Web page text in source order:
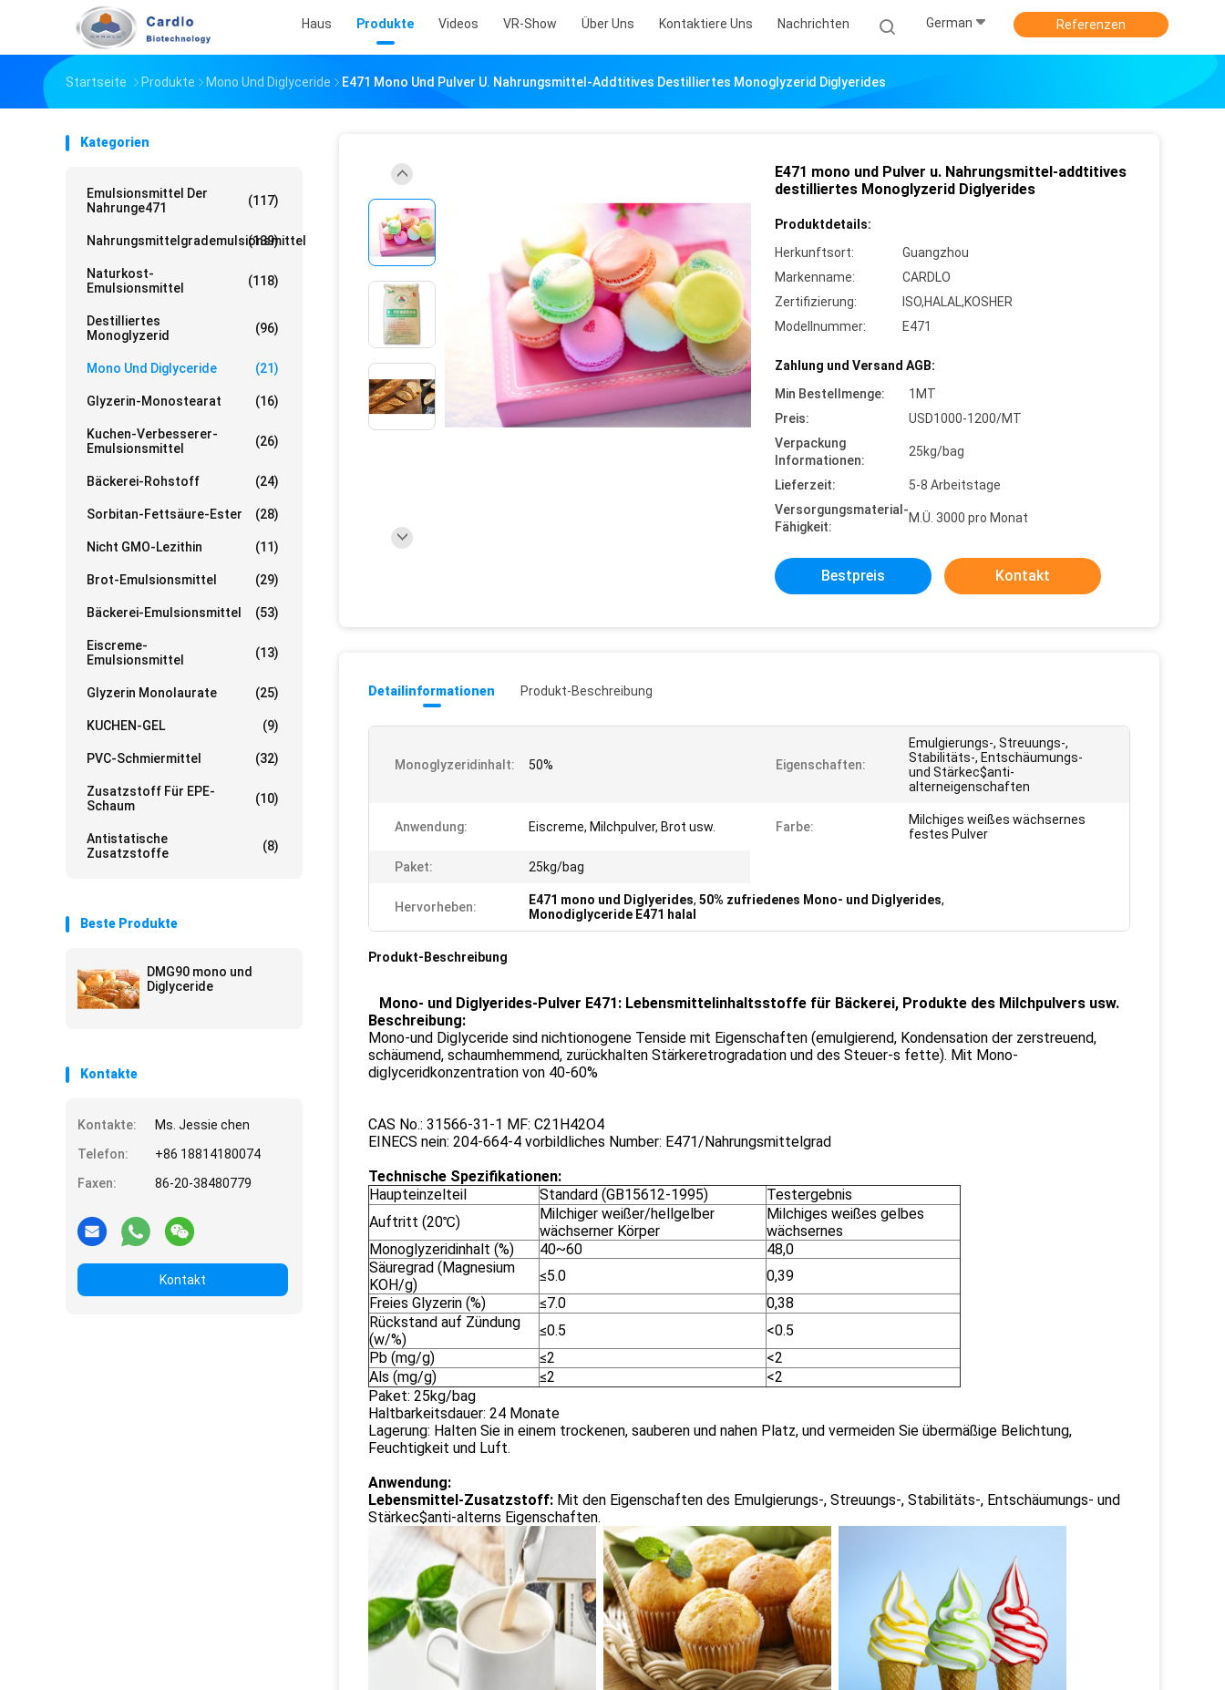
Haus Produkte Videos VR-Show Über Uns Kontaktiere Uns Nachrichten German Referenzen
Startseite Produkte Mono Und Diglyceride E471 Mono Und Pulver U. Nahrungsmittel-Addtitives Destilliertes Monoglyzerid Diglyerides
Kategorien
Emulsionsmittel Der
Nahrunge471
(117)
Nahrungsmittelgrademulsionsmittel
(139)
Naturkost-
Emulsionsmittel
(118)
Destilliertes
Monoglyzerid
(96)
Mono Und Diglyceride (21)
Glyzerin-Monostearat (16)
Kuchen-Verbesserer-
Emulsionsmittel
(26)
Bäckerei-Rohstoff (24)
Sorbitan-Fettsäure-Ester (28)
Nicht GMO-Lezithin (11)
Brot-Emulsionsmittel (29)
Bäckerei-Emulsionsmittel (53)
Eiscreme-
Emulsionsmittel
(13)
Glyzerin Monolaurate (25)
KUCHEN-GEL (9)
PVC-Schmiermittel (32)
Zusatzstoff Für EPE-
Schaum
(10)
Antistatische
Zusatzstoffe
(8)
Beste Produkte
DMG90 mono und
Diglyceride
Kontakte
Kontakte:
Ms. Jessie chen
Telefon:
+86 18814180074
Faxen:
86-20-38480779
Kontakt
E471 mono und Pulver u. Nahrungsmittel-addtitives
destilliertes Monoglyzerid Diglyerides
Produktdetails:
Herkunftsort:
Guangzhou
Markenname:
CARDLO
Zertifizierung:
ISO,HALAL,KOSHER
Modellnummer:
E471
Zahlung und Versand AGB:
Min Bestellmenge:
1MT
Preis:
USD1000-1200/MT
Verpackung
Informationen:
25kg/bag
Lieferzeit:
5-8 Arbeitstage
Versorgungsmaterial-
Fähigkeit:
M.Ü. 3000 pro Monat
Bestpreis Kontakt
Detailinformationen Produkt-Beschreibung
Monoglyzeridinhalt: 50% Eigenschaften:
Emulgierungs-, Streuungs-,
Stabilitäts-, Entschäumungs-
und Stärkec$anti-
alterneigenschaften
Anwendung: Eiscreme, Milchpulver, Brot usw. Farbe:
Milchiges weißes wächsernes
festes Pulver
Paket: 25kg/bag
Hervorheben: E471 mono und Diglyerides, 50% zufriedenes Mono- und Diglyerides,
Monodiglyceride E471 halal
Produkt-Beschreibung
Mono- und Diglyerides-Pulver E471: Lebensmittelinhaltsstoffe für Bäckerei, Produkte des Milchpulvers usw.
Beschreibung:
Mono-und Diglyceride sind nichtionogene Tenside mit Eigenschaften (emulgierend, Kondensation der zerstreuend,
schäumend, schaumhemmend, zurückhalten Stärkeretrogradation und des Steuer-s fette). Mit Mono-
diglyceridkonzentration von 40-60%
CAS No.: 31566-31-1 MF: C21H42O4
EINECS nein: 204-664-4 vorbildliches Number: E471/Nahrungsmittelgrad
Technische Spezifikationen:
Haupteinzelteil
Standard (GB15612-1995)
Testergebnis
Auftritt (20℃)
Milchiger weißer/hellgelber
wächserner Körper
Milchiges weißes gelbes
wächsernes
Monoglyzeridinhalt (%)
40~60
48,0
Säuregrad (Magnesium
KOH/g)
≤5.0
0,39
Freies Glyzerin (%)
≤7.0
0,38
Rückstand auf Zündung
(w/%)
≤0.5
<0.5
Pb (mg/g)
≤2
<2
Als (mg/g)
≤2
<2
Paket: 25kg/bag
Haltbarkeitsdauer: 24 Monate
Lagerung: Halten Sie in einem trockenen, sauberen und nahen Platz, und vermeiden Sie übermäßige Belichtung,
Feuchtigkeit und Luft.
Anwendung:
Lebensmittel-Zusatzstoff: Mit den Eigenschaften des Emulgierungs-, Streuungs-, Stabilitäts-, Entschäumungs- und
Stärkec$anti-alterns Eigenschaften.